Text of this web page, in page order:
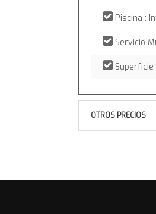
Piscina :
Servicio
OTROS PRECIOS